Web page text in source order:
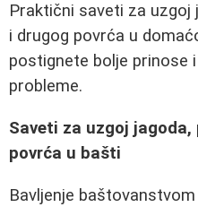
Praktični saveti za uzgoj
i drugog povrća u
postignete bolje prinose
probleme.
Saveti za uzgoj
povrća u bašti
Bavljenje